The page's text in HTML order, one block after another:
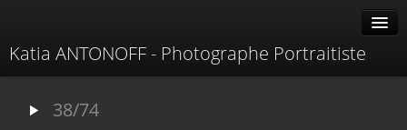
Katia ANTONOFF - Photographe Portraitiste
38/74